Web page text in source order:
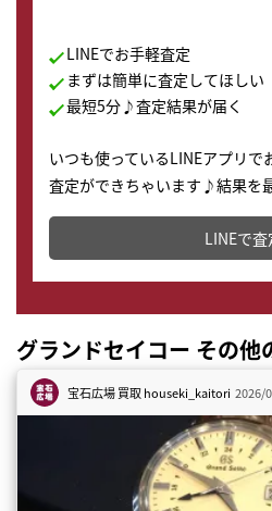
LINEでお手軽査定
まずは簡単に査定してほしい
最短5分♪査定結果が届く
いつも使っているLINEアプリで
査定ができちゃいます♪結果を
どこからでもすぐに査定金額を
LINEで査
グランドセイコー その他
宝石広場 買取houseki_kaitori 2026/